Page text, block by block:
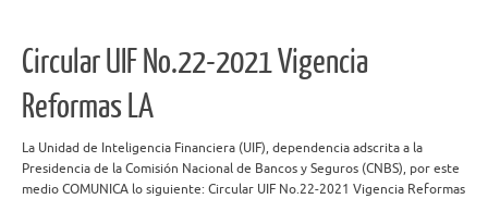
Circular UIF No.22-2021 Vigencia
Reformas LA
La Unidad de Inteligencia Financiera (UIF), dependencia adscrita a la
Presidencia de la Comisión Nacional de Bancos y Seguros (CNBS), por este
medio COMUNICA lo siguiente: Circular UIF No.22-2021 Vigencia Reformas